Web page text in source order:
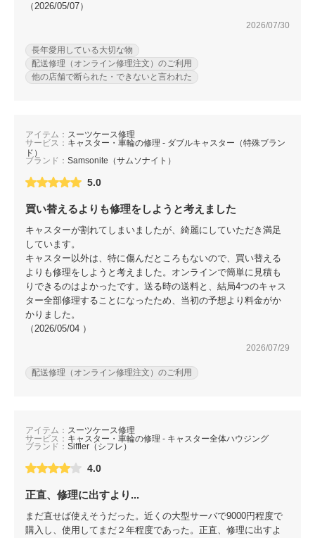
（2026/05/07）
2026/07/30
長年愛用している大切な物
配送修理（オンライン修理注文）のご利用
他の店舗で断られた・できないと言われた
アイテム： スーツケース修理
サービス： キャスター・車輪の修理 - ダブルキャスター（特殊ブラン
ド）
ブランド： Samsonite（サムソナイト）
5.0
買い替えるよりも修理をしようと考えました
キャスターが割れてしまいましたが、綺麗にしていただき満足
しています。
キャスター以外は、特に傷んだところもないので、買い替える
よりも修理をしようと考えました。オンラインで簡単に見積も
りできるのはよかったです。送る時の送料と、結局4つのキャス
ター全部修理することになったため、当初の予想より料金がか
かりました。
（2026/05/04 ）
2026/07/29
配送修理（オンライン修理注文）のご利用
アイテム： スーツケース修理
サービス： キャスター・車輪の修理 - キャスター全体ハウジング
ブランド： Siffler（シフレ）
4.0
正直、修理に出すより...
まだ直せば使えそうだった。近くの大型サーバで9000円程度で
購入し、使用してまだ２年程度であった。正直、修理に出すよ